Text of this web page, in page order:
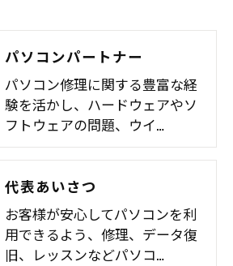
パソコンパートナー
パソコン修理に関する豊富な経
験を活かし、ハードウェアやソ
フトウェアの問題、ウイ…
代表あいさつ
お客様が安心してパソコンを利
用できるよう、修理、データ復
旧、レッスンなどパソコ…